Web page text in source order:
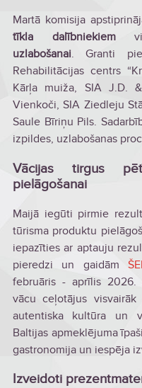
Martā komisija
tīkla dalībniekiem
uzlabošanai. Granti
Rehabilitācijas centrs
Kārļa muiža, SIA J.D.
Vienkoči, SIA Ziedleju
Saule Bīriņu Pils.
izpildes, uzlabošanas
Vācijas tirgus
pielāgošanai
Maijā iegūti pirmie
tūrisma produktu
iepazīties ar aptauju
pieredzi un gaidām
februāris - aprīlis 2026.
vācu ceļotājus visvairāk
autentiska kultūra un
Baltijas apmeklējuma
gastronomija un iespēja
Izveidoti